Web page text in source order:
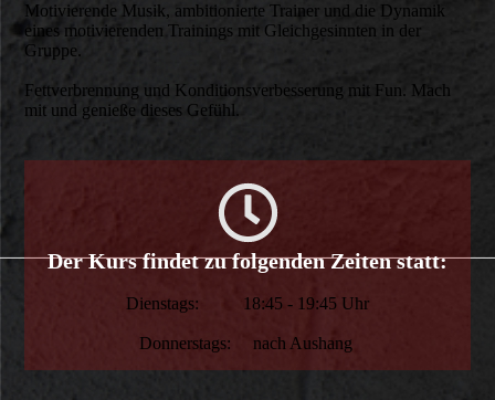
Motivierende Musik, ambitionierte Trainer und die Dynamik
eines motivierenden Trainings mit Gleichgesinnten in der
Gruppe.
Fettverbrennung und Konditionsverbesserung mit Fun. Mach
mit und genieße dieses Gefühl.
Der Kurs findet zu folgenden Zeiten statt:
Dienstags: 18:45 - 19:45 Uhr
Donnerstags: nach Aushang